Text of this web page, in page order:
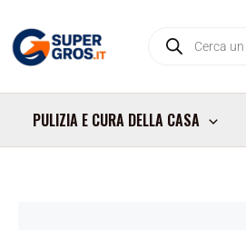
contenuto
search
PULIZIA E CURA DELLA CASA